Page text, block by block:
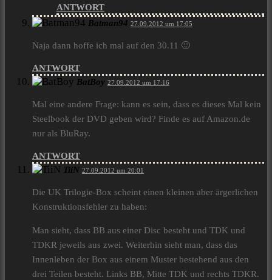
ANTWORT
Batman94 27.09.2012 um 17:05
Naja dann hoffe ich mal auf den 30.11 🙂
ANTWORT
BatBoy 27.09.2012 um 17:16
Mal eine andere Frage: kann es sein, dass es dieses Mal kein
Steelbook der DVD geben wird? Finde es auf Amazon.de
nur als BluRay.
ANTWORT
TiiN 27.09.2012 um 20:01
Die UK Trilogie-Box scheint einen kleinen aber ärgerlichen
Konstruktionsfehler zu haben:
Man sieht, dass BB aus einer Disc besteht und TDK und
TDKR jeweils aus zwei. Weiterhin sieht man, dass das
Innenleben der Box aus einem Muster bestehend aus den
drei Teilen besteht. Links BB, Mitte TDK und rechts TDKR.